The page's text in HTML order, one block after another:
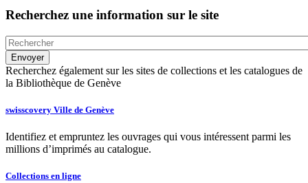
Recherchez une information sur le site
Recherchez également sur les sites de collections et les catalogues de
la Bibliothèque de Genève
swisscovery Ville de Genève
Identifiez et empruntez les ouvrages qui vous intéressent parmi les
millions d’imprimés au catalogue.
Collections en ligne